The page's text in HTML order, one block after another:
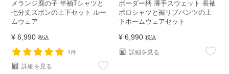
メランジ鹿の子 半袖Tシャツと
七分丈ズボンの上下セット ルー
ムウェア
¥ 6,990 税込
1件
詳細を見る
ボーダー柄 薄手スウェット 長袖
ポロシャツと裾リブパンツの上
下ホームウェアセット
¥ 6,990 税込
詳細を見る